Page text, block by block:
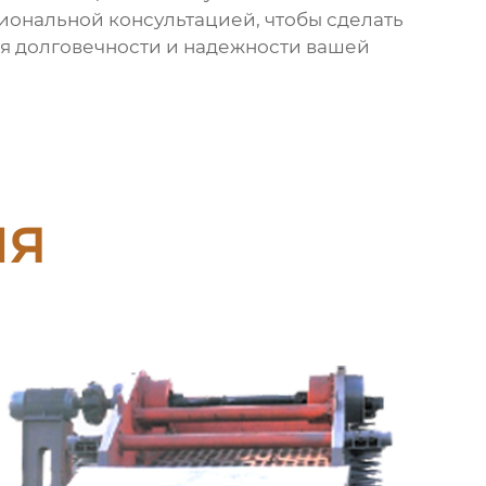
консультацией, чтобы сделать
долговечности и надежности вашей